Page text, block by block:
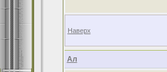
Наверх
Ал